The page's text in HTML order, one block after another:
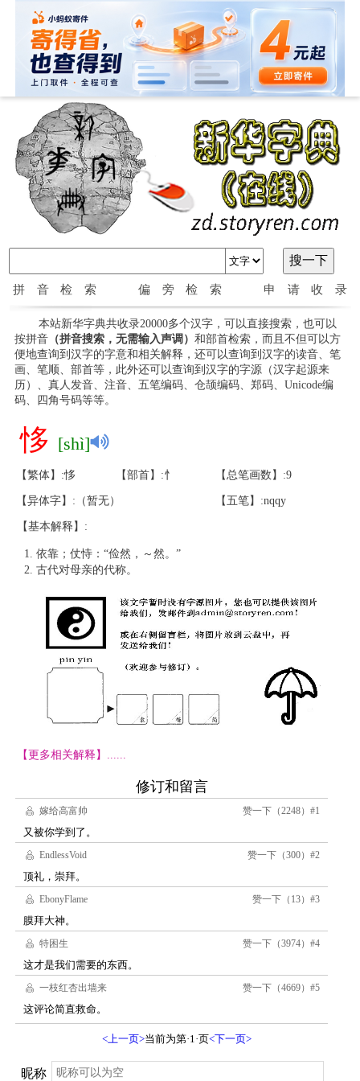
拼音检索 偏旁检索 申请收录
本站新华字典共收录20000多个汉字，可以直接搜索，也可以
按拼音（拼音搜索，无需输入声调） 和部首检索，而且不但可以方
便地查询到汉字的字意和相关解释，还可以查询到汉字的读音、笔
画、笔顺、部首等，此外还可以查询到汉字的字源（汉字起源来
历）、真人发音、注音、五笔编码、仓颉编码、郑码、Unicode编
码、四角号码等等。
恀 [shì]
【繁体】:恀 【部首】:忄 【总笔画数】:9
【异体字】:（暂无） 【五笔】:nqqy
【基本解释】:
依靠；仗恃：“俭然，～然。”
古代对母亲的代称。
【更多相关解释】......